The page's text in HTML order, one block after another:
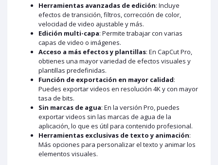
Herramientas avanzadas de edición: Incluye
efectos de transición, filtros, corrección de color,
velocidad de video ajustable y más.
Edición multi-capa: Permite trabajar con varias
capas de video o imágenes.
Acceso a más efectos y plantillas: En CapCut Pro,
obtienes una mayor variedad de efectos visuales y
plantillas predefinidas.
Función de exportación en mayor calidad:
Puedes exportar videos en resolución 4K y con mayor
tasa de bits.
Sin marcas de agua: En la versión Pro, puedes
exportar videos sin las marcas de agua de la
aplicación, lo que es útil para contenido profesional.
Herramientas exclusivas de texto y animación:
Más opciones para personalizar el texto y animar los
elementos visuales.